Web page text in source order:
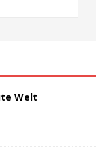
Welt